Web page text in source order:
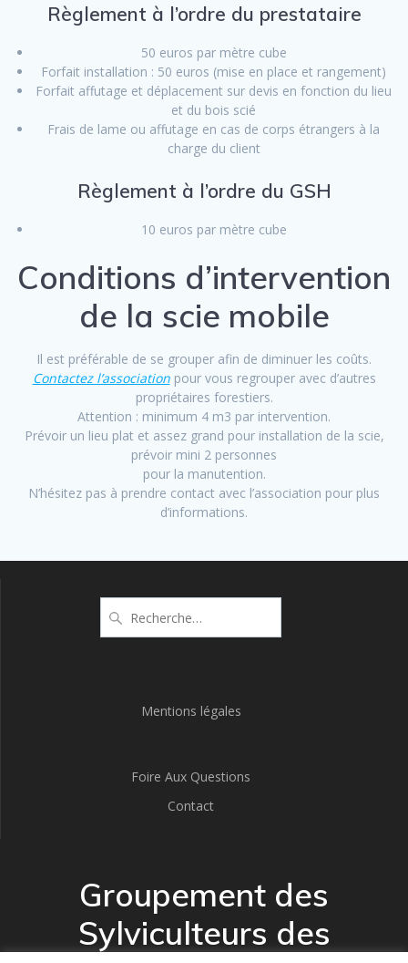
Règlement à l’ordre du prestataire
50 euros par mètre cube
Forfait installation : 50 euros (mise en place et rangement)
Forfait affutage et déplacement sur devis en fonction du lieu
et du bois scié
Frais de lame ou affutage en cas de corps étrangers à la
charge du client
Règlement à l’ordre du GSH
10 euros par mètre cube
Conditions d’intervention
de la scie mobile
Il est préférable de se grouper afin de diminuer les coûts.
Contactez l’associationpour vous regrouper avec d’autres
propriétaires forestiers.
Attention : minimum 4 m3 par intervention.
Prévoir un lieu plat et assez grand pour installation de la scie,
prévoir mini 2 personnes
pour la manutention.
N’hésitez pas à prendre contact avec l’association pour plus
d’informations.
pour
Mentions légales
Foire Aux Questions
Contact
Groupement des
Sylviculteurs des